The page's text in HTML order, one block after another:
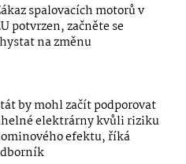
spalovacích motorů v
potvrzen, začněte se
na změnu
by mohl začít podporovat
elektrárny kvůli riziku
efektu, říká